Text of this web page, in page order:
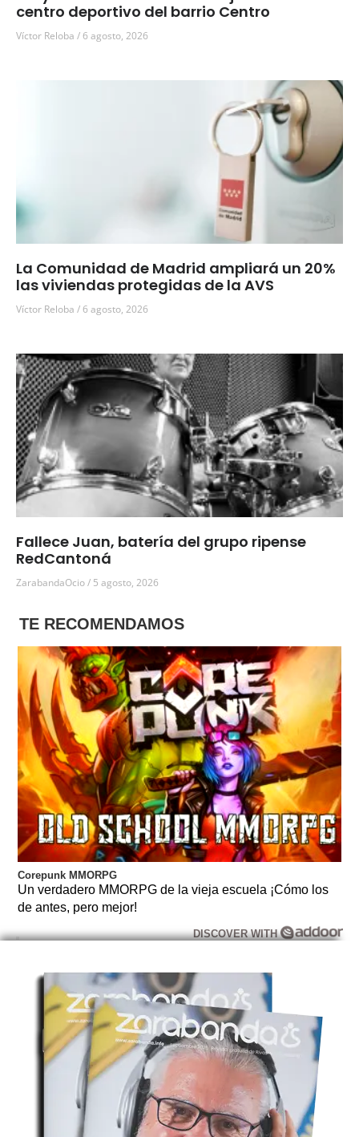
centro deportivo del barrio Centro
Víctor Reloba 6 agosto, 2026
La Comunidad de Madrid ampliará un 20%
las viviendas protegidas de la AVS
Víctor Reloba 6 agosto, 2026
Fallece Juan, batería del grupo ripense
RedCantoná
ZarabandaOcio 5 agosto, 2026
TE RECOMENDAMOS
Corepunk MMORPG
Un verdadero MMORPG de la vieja escuela ¡Cómo los
de antes, pero mejor!
DISCOVER WITH